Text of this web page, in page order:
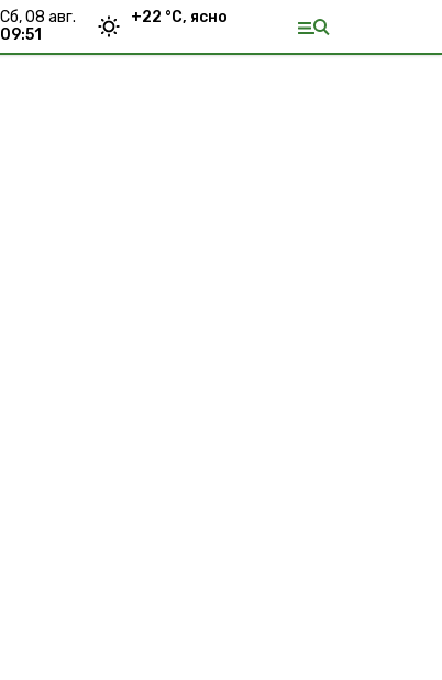
сб, 08 авг.
09:51
+22 °С, ясно